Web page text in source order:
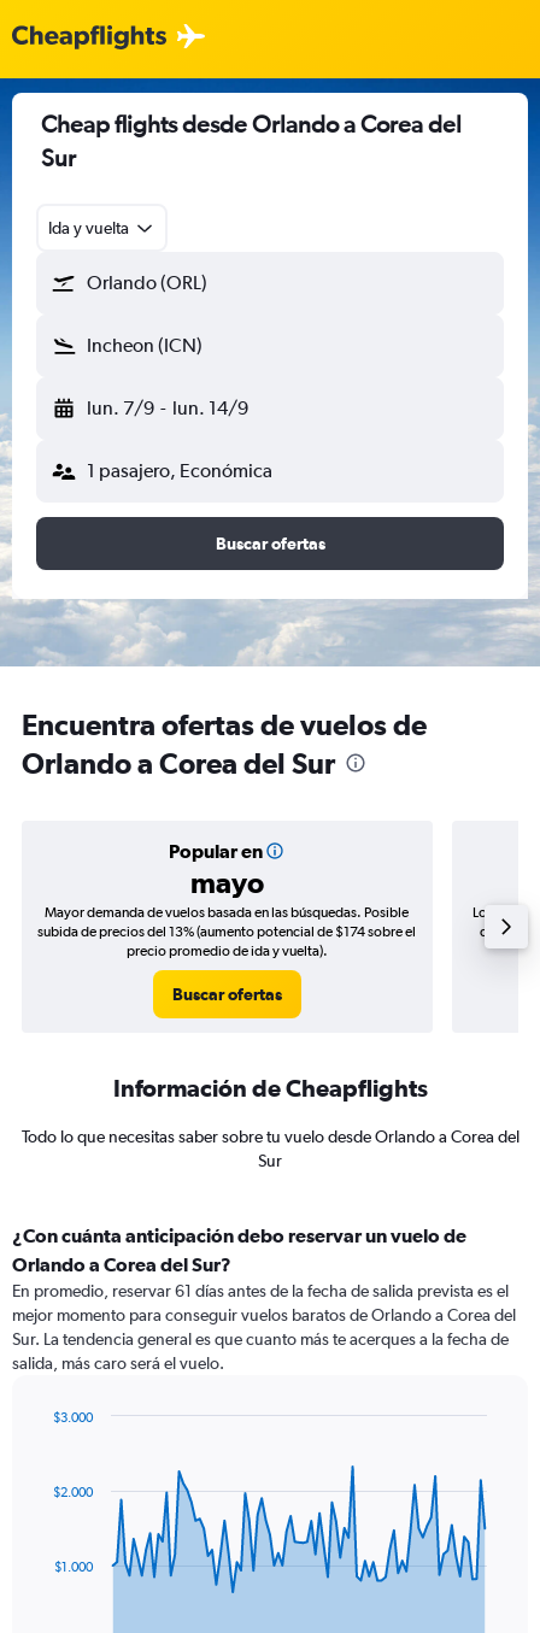
Cheap flights desde Orlando a Corea del
Sur
Ida y vuelta
Orlando (ORL)
Incheon (ICN)
lun. 7/9 - lun. 14/9
1 pasajero, Económica
Buscar ofertas
Encuentra ofertas de vuelos de
Orlando a Corea del Sur
Popular en
mayo
Mayor demanda de vuelos basada en las búsquedas. Posible
subida de precios del 13% (aumento potencial de $174 sobre el
precio promedio de ida y vuelta).
Buscar ofertas
Los
de
Información de Cheapflights
Todo lo que necesitas saber sobre tu vuelo desde Orlando a Corea del
Sur
¿Con cuánta anticipación debo reservar un vuelo de
Orlando a Corea del Sur?
En promedio, reservar 61 días antes de la fecha de salida prevista es el
mejor momento para conseguir vuelos baratos de Orlando a Corea del
Sur. La tendencia general es que cuanto más te acerques a la fecha de
salida, más caro será el vuelo.
data
The
$1.000
$2.000
$3.000